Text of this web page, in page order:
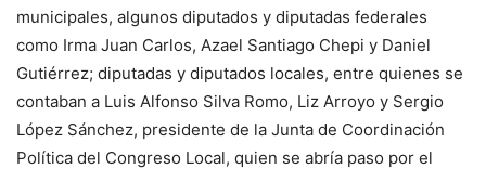
municipales, algunos diputados y diputadas federales
como Irma Juan Carlos, Azael Santiago Chepi y Daniel
Gutiérrez; diputadas y diputados locales, entre quienes se
contaban a Luis Alfonso Silva Romo, Liz Arroyo y Sergio
López Sánchez, presidente de la Junta de Coordinación
Política del Congreso Local, quien se abría paso por el